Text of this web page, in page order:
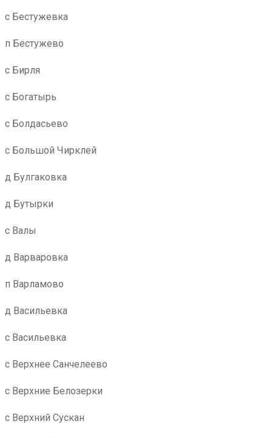
с Бестужевка
п Бестужево
с Бирля
с Богатырь
с Болдасьево
с Большой Чирклей
д Булгаковка
д Бутырки
с Валы
д Варваровка
п Варламово
д Васильевка
с Васильевка
с Верхнее Санчелеево
с Верхние Белозерки
с Верхний Сускан